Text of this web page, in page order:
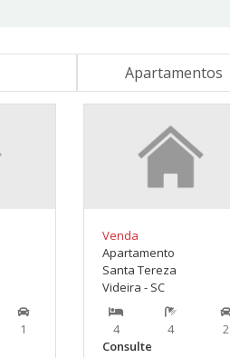
Apartamentos
1
Venda
Apartamento
Santa Tereza
Videira - SC
4 4
2
Consulte